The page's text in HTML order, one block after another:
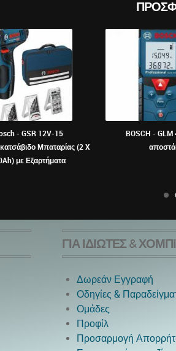
- GSR 12V-15
Μπαταρίας (2 X
με Εξαρτήματα
BOSCH -
ΓΙΑ ΙΔΙΏΤΕΣ &
Δωρεάν Εγγραφή
Οδηγίες &
Ομάδες
Προφίλ
Προσαρμογή